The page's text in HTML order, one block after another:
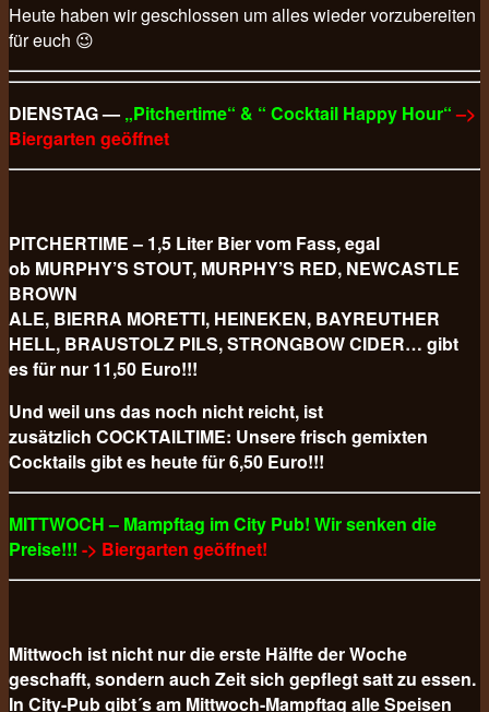
Heute haben wir geschlossen um alles wieder vorzubereiten
für euch 😉
DIENSTAG — „Pitchertime“ & “ Cocktail Happy Hour“–>
Biergarten geöffnet
PITCHERTIME – 1,5 Liter Bier vom Fass, egal
ob MURPHY’S STOUT, MURPHY’S RED, NEWCASTLE
BROWN
ALE, BIERRA MORETTI, HEINEKEN, BAYREUTHER
HELL, BRAUSTOLZ PILS, STRONGBOW CIDER… gibt
es für nur 11,50 Euro!!!
Und weil uns das noch nicht reicht, ist
zusätzlich COCKTAILTIME: Unsere frisch gemixten
Cocktails gibt es heute für 6,50 Euro!!!
MITTWOCH – Mampftag im City Pub! Wir senken die
Preise!!! -> Biergarten geöffnet!
Mittwoch ist nicht nur die erste Hälfte der Woche
geschafft, sondern auch Zeit sich gepflegt satt zu essen.
In City-Pub gibt´s am Mittwoch-Mampftag alle Speisen